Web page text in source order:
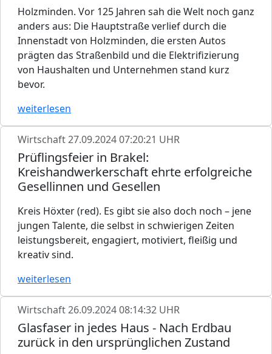
Holzminden. Vor 125 Jahren sah die Welt noch ganz
anders aus: Die Hauptstraße verlief durch die
Innenstadt von Holzminden, die ersten Autos
prägten das Straßenbild und die Elektrifizierung
von Haushalten und Unternehmen stand kurz
bevor.
weiterlesen
Wirtschaft27.09.2024 07:20:21 UHR
Prüflingsfeier in Brakel:
Kreishandwerkerschaft ehrte erfolgreiche
Gesellinnen und Gesellen
Kreis Höxter (red). Es gibt sie also doch noch – jene
jungen Talente, die selbst in schwierigen Zeiten
leistungsbereit, engagiert, motiviert, fleißig und
kreativ sind.
weiterlesen
Wirtschaft26.09.2024 08:14:32 UHR
Glasfaser in jedes Haus - Nach Erdbau
zurück in den ursprünglichen Zustand